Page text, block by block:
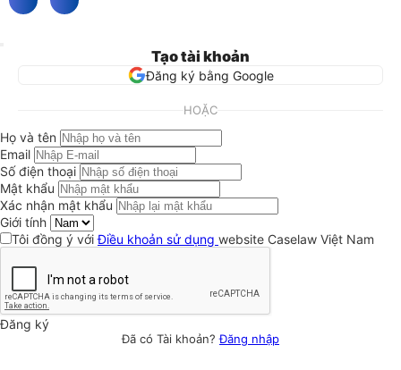
Tạo tài khoản
Đăng ký bằng Google
HOẶC
Họ và tên
Email
Số điện thoại
Mật khẩu
Xác nhận mật khẩu
Giới tính
Tôi đồng ý vớiĐiều khoản sử dụng website Caselaw Việt Nam
Đăng ký
Đã có Tài khoản?Đăng nhập